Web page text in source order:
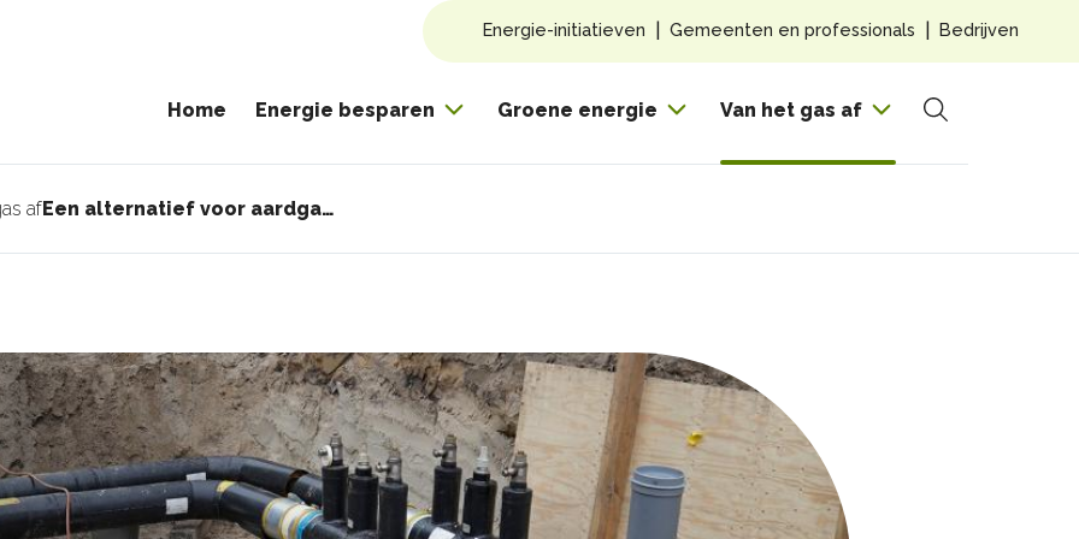
Home Energie besparen Groene energie Van het gas af
Zoeken
Top
Energie-initiatieven Gemeenten en professionals Bedrijven
af Een alternatief voor aardgas kiezen